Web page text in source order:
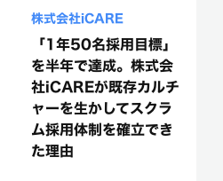
株式会社iCARE
「1年50名採用目標」
を半年で達成。株式会
社iCAREが既存カルチ
ャーを生かしてスクラ
ム採用体制を確立でき
た理由